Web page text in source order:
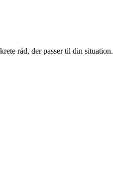
råd, der passer til din situation.